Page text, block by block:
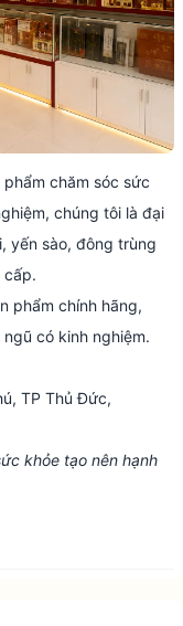
chăm sóc sức
chúng tôi là đại
yến sào, đông trùng
cấp.
phẩm chính hãng,
có kinh nghiệm.
TP Thủ Đức,
khỏe tạo nên hạnh